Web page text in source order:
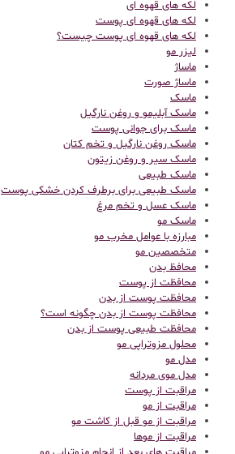
لکه های قهوه ای
لکه های قهوه ای پوست
لکه های قهوه ای پوست چیست؟
لیزر مو
ماساژ
ماساژ صورت
ماسک
ماسک آبلیمو و روغن نارگیل
ماسک برای جوانی پوست
ماسک روغن نارگیل و تخم کتان
ماسک سیر و روغن زیتون
ماسک طبیعی
ماسک طبیعی برای برطرف کردن خشکی پوست
ماسک عسل و تخم مرغ
ماسک مو
مبارزه با عوامل مخرب مو
متخصصین مو
محافظ بدن
محافظت از پوست
محافظت پوست از بدن
محافظت پوست از بدن چگونه است؟
محافظت طبیعی پوست از بدن
محلول مزوتراپی مو
مدل مو
مدل موی مردانه
مراقبت از پوست
مراقبت از مو
مراقبت از مو قبل از کاشت مو
مراقبت از موها